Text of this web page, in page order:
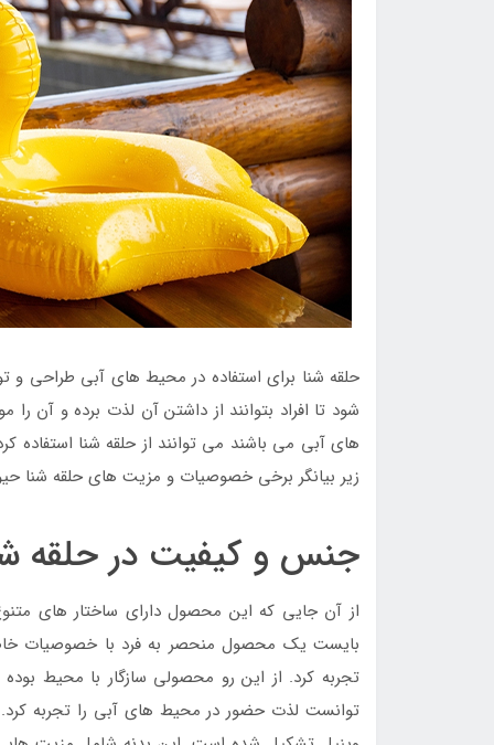
حلقه شنا برای استفاده در محیط های آبی طراحی و
شود تا افراد بتوانند از داشتن آن لذت برده و آن را
های آبی می باشند می توانند از حلقه شنا استفاده
زیر بیانگر برخی خصوصیات و مزیت های حلقه شنا
جنس و کیفیت در حلقه
از آن جایی که این محصول دارای ساختار های
بایست یک محصول منحصر به فرد با خصوصیات
تجربه کرد. از این رو محصولی سازگار با محیط
توانست لذت حضور در محیط های آبی را تجربه